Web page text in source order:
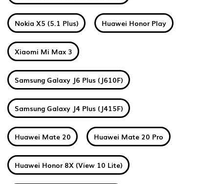
Nokia X5 (5.1 Plus) Huawei Honor Play
Xiaomi Mi Max 3
Samsung Galaxy J6 Plus (J610F)
Samsung Galaxy J4 Plus (J415F)
Huawei Mate 20 Huawei Mate 20 Pro
Huawei Honor 8X (View 10 Lite)